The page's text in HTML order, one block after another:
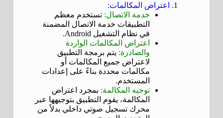
اعتراض المكالمات:
خدمة الاتصال: تستخدم معظم
التطبيقات خدمة الاتصال المضمنة
في نظام التشغيل Android.
اعتراض المكالمات الواردة
والصادرة: يتم برمجة التطبيق
لاعتراض جميع المكالمات أو
مكالمات محددة بناءً على إعدادات
المستخدم.
توجيه المكالمة: بمجرد اعتراض
المكالمة، يقوم التطبيق بتوجيهها عبر
محرك تسجيل صوتي داخلي بدلاً من